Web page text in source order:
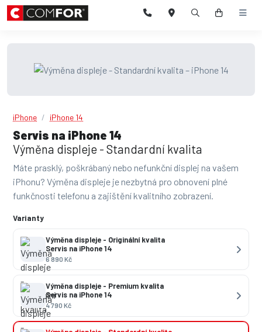
iPhone iPhone 14
Servis na iPhone 14
Výměna displeje - Standardní kvalita
Máte prasklý, poškrábaný nebo nefunkční displej na vašem
iPhonu? Výměna displeje je nezbytná pro obnovení plné
funkčnosti telefonu a zajištění kvalitního zobrazení.
Varianty
Výměna displeje - Originální kvalita
Servis na iPhone 14
6 890 Kč
Výměna displeje - Premium kvalita
Servis na iPhone 14
4 790 Kč